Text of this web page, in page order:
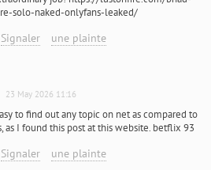
solo-naked-onlyfans-leaked/
Signaler une plainte
23 May 2026 11:16
to find out any topic on net as compared to
as I found this post at this website. betflix 93
Signaler une plainte